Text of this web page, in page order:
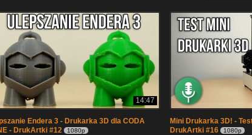
14:47
Endera 3 - Drukarka 3D dla CODA
- DrukArtki #12
1080p
Mini Drukarka 3D! -
DrukArtki #16
1080p